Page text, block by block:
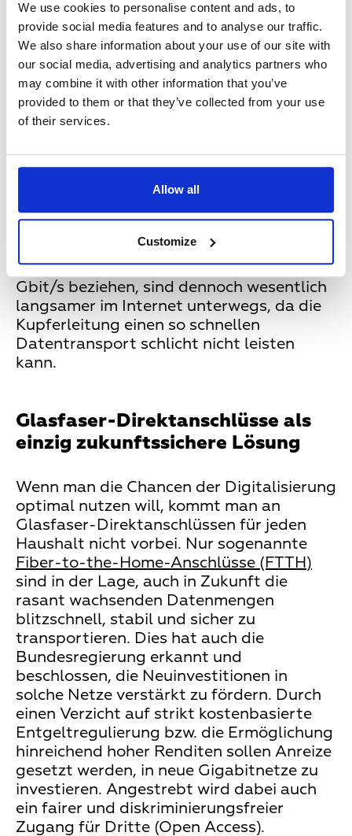
We use cookies to personalise content and ads, to
provide social media features and to analyse our traffic.
We also share information about your use of our site with
our social media, advertising and analytics partners who
may combine it with other information that you’ve
provided to them or that they’ve collected from your use
of their services.
Allow all
Customize
Nach wie vor sind in den meisten
Wohnkomplexen und
Mehrfamilienhäusern Telefonleitungen aus
Kupfer verlegt. Bei mittleren Bandbreiten
können sie zwar noch mithalten, für das
Gigabitzeitalter sind sie jedoch nur
der Glasfaserausbau bis zum
Verteilerkasten voranschreitet, dann aber
auf der berühmten „letzten Meile“, also
beim Anschluss pro Haushalt,
von einem Internetanbieter ein Produkt
mit einer Übertragungsrate von bis zu 1
Gbit/s beziehen, sind dennoch wesentlich
langsamer im Internet unterwegs, da die
Kupferleitung einen so schnellen
Datentransport schlicht nicht leisten
kann.
Glasfaser-Direktanschlüsse als
einzig zukunftssichere Lösung
Wenn man die Chancen der Digitalisierung
optimal nutzen will, kommt man an
Glasfaser-Direktanschlüssen für jeden
Haushalt nicht vorbei. Nur sogenannte
Fiber-to-the-Home-Anschlüsse (FTTH)
sind in der Lage, auch in Zukunft die
rasant wachsenden Datenmengen
blitzschnell, stabil und sicher zu
transportieren. Dies hat auch die
Bundesregierung erkannt und
beschlossen, die Neuinvestitionen in
solche Netze verstärkt zu fördern. Durch
einen Verzicht auf strikt kostenbasierte
Entgeltregulierung bzw. die Ermöglichung
hinreichend hoher Renditen sollen Anreize
gesetzt werden, in neue Gigabitnetze zu
investieren. Angestrebt wird dabei auch
ein fairer und diskriminierungsfreier
Zugang für Dritte (Open Access).